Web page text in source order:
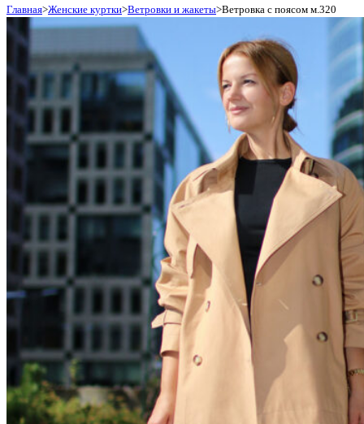
Главная>Женские куртки>Ветровки и жакеты>Ветровка с поясом м.320